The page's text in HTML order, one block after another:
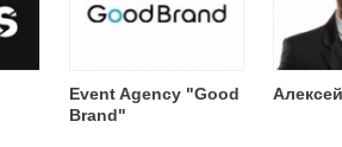
Event Agency "Good
Brand"